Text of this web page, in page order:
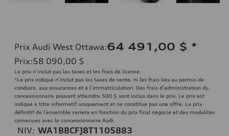
Prix Audi West Ottawa:64 491,00 $ *
Prix:58 090,00 $
Le prix n'inclut pas les taxes et les frais de licence.
*Le prix indiqué n’inclut pas les taxes de vente, ni les frais liés au permis de
conduire, aux assurances et à l’immatriculation. Des frais d’administration du
concessionnaire pouvant atteindre 500 $ sont inclus dans le prix. Le prix est
indiqué à titre informatif uniquement et ne constitue pas une offre. Le prix
définitif de l’ensemble variera en fonction du prix final négocié et des modalités
convenues avec le concessionnaire Audi.
NIV: WA1BBCFJ8T1105883